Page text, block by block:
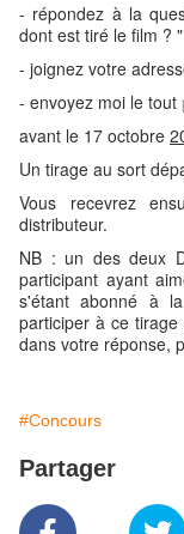
- répondez à la
dont est tiré le film ? "
- joignez votre
- envoyez moi le tout
avant le 17 octobre
Un tirage au sort
Vous recevrez
distributeur.
NB : un des deux
participant ayant
s'étant abonné à
participer à ce
dans votre réponse,
#Concours
Partager